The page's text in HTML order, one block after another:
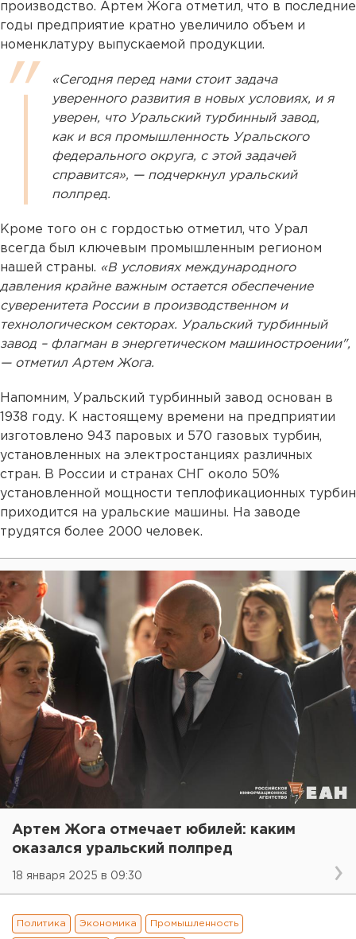
производство. Артем Жога отметил, что в последние
годы предприятие кратно увеличило объем и
номенклатуру выпускаемой продукции.
«Сегодня перед нами стоит задача
уверенного развития в новых условиях, и я
уверен, что Уральский турбинный завод,
как и вся промышленность Уральского
федерального округа, с этой задачей
справится», — подчеркнул уральский
полпред.
Кроме того он с гордостью отметил, что Урал
всегда был ключевым промышленным регионом
нашей страны. «В условиях международного
давления крайне важным остается обеспечение
суверенитета России в производственном и
технологическом секторах. Уральский турбинный
завод – флагман в энергетическом машиностроении",
— отметил Артем Жога.
Напомним, Уральский турбинный завод основан в
1938 году. К настоящему времени на предприятии
изготовлено 943 паровых и 570 газовых турбин,
установленных на электростанциях различных
стран. В России и странах СНГ около 50%
установленной мощности теплофикационных турбин
приходится на уральские машины. На заводе
трудятся более 2000 человек.
Артем Жога отмечает юбилей: каким
оказался уральский полпред
18 января 2025 в 09:30
Политика Экономика Промышленность